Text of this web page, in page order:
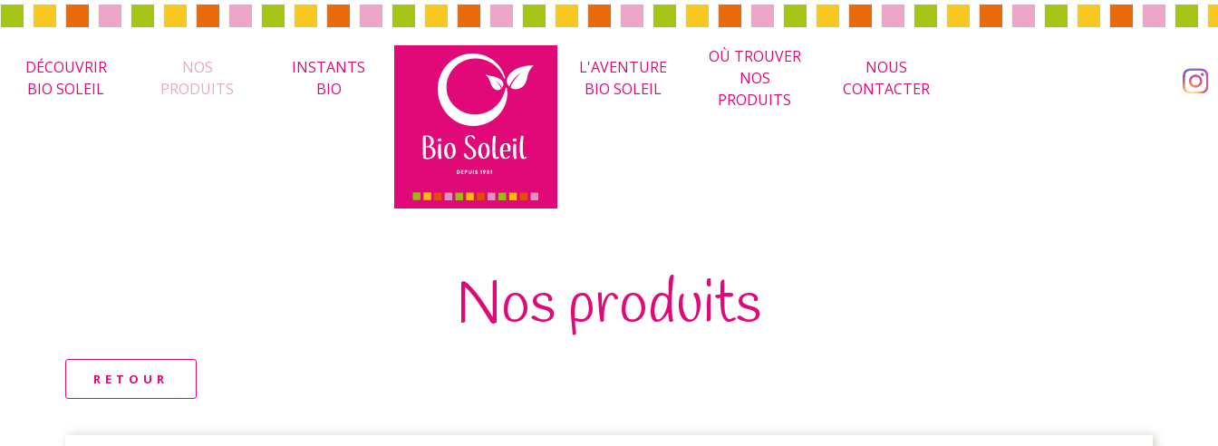
DÉCOUVRIR
BIO SOLEIL
NOS
PRODUITS
INSTANTS
BIO
L'AVENTURE
BIO SOLEIL
OÙ TROUVER
NOS
PRODUITS
NOUS
CONTACTER
Nos produits
RETOUR